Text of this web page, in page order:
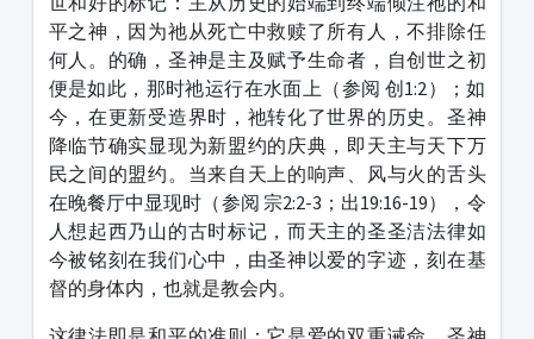
平之神，因为祂从死亡中救赎了所有人，不排除任
何人。的确，圣神是主及赋予生命者，自创世之初
便是如此，那时祂运行在水面上（参阅 创1:2）；如
今，在更新受造界时，祂转化了世界的历史。圣神
降临节确实显现为新盟约的庆典，即天主与天下万
民之间的盟约。当来自天上的响声、风与火的舌头
在晚餐厅中显现时（参阅 宗2:2-3；出19:16-19），令
人想起西乃山的古时标记，而天主的圣圣洁法律如
今被铭刻在我们心中，由圣神以爱的字迹，刻在基
督的身体内，也就是教会内。